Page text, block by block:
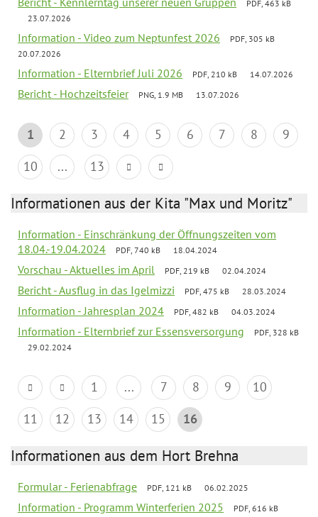
PDF, 463 kB
23.07.2026
Information - Video zum Neptunfest 2026
PDF, 305 kB
20.07.2026
Information - Elternbrief Juli 2026 PDF, 210 kB 14.07.2026
Bericht - Hochzeitsfeier PNG, 1.9 MB 13.07.2026
1 2 3 4 5 6 7 8
9
10
... 13
Informationen aus der Kita "Max und Moritz"
Information - Einschränkung der Öffnungszeiten vom
18.04.-19.04.2024
PDF, 740 kB 18.04.2024
Vorschau - Aktuelles im April PDF, 219 kB 02.04.2024
Bericht - Ausflug in das Igelmizzi PDF, 475 kB 28.03.2024
Information - Jahresplan 2024 PDF, 482 kB 04.03.2024
Information - Elternbrief zur Essensversorgung
PDF, 328 kB
29.02.2024
1 ... 7 8 9
10
11
12 13 14 15 16
Informationen aus dem Hort Brehna
Formular - Ferienabfrage PDF, 121 kB 06.02.2025
Information - Programm Winterferien 2025
PDF, 616 kB